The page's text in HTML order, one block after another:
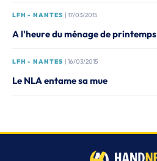
LFH - NANTES | 17/03/2015
A l'heure du ménage de printemps
LFH - NANTES | 16/03/2015
Le NLA entame sa mue